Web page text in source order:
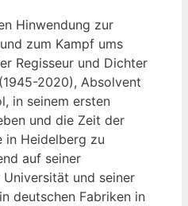
Hinwendung zur
zum Kampf ums
Regisseur und Dichter
2020), Absolvent
in seinem ersten
und die Zeit der
in Heidelberg zu
auf seiner
und seiner
deutschen Fabriken in